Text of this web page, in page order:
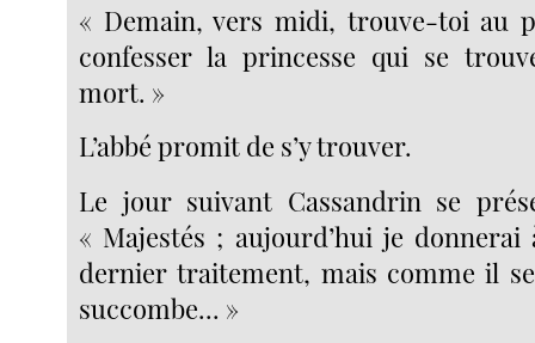
« Demain, vers midi, trouve-toi au
confesser la princesse qui se
mort. »
L’abbé promit de s’y trouver.
Le jour suivant Cassandrin se
« Majestés ; aujourd’hui je donnerai
dernier traitement, mais comme il
succombe... »